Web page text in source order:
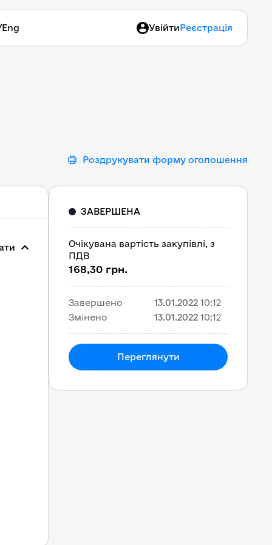
Eng УвійтиРеєстрація
Роздрукувати форму оголошення
ЗАВЕРШЕНА
Очікувана вартість закупівлі, з
ПДВ
168,30 грн.
Завершено 13.01.2022 10:12
Змінено
13.01.2022 10:12
Переглянути